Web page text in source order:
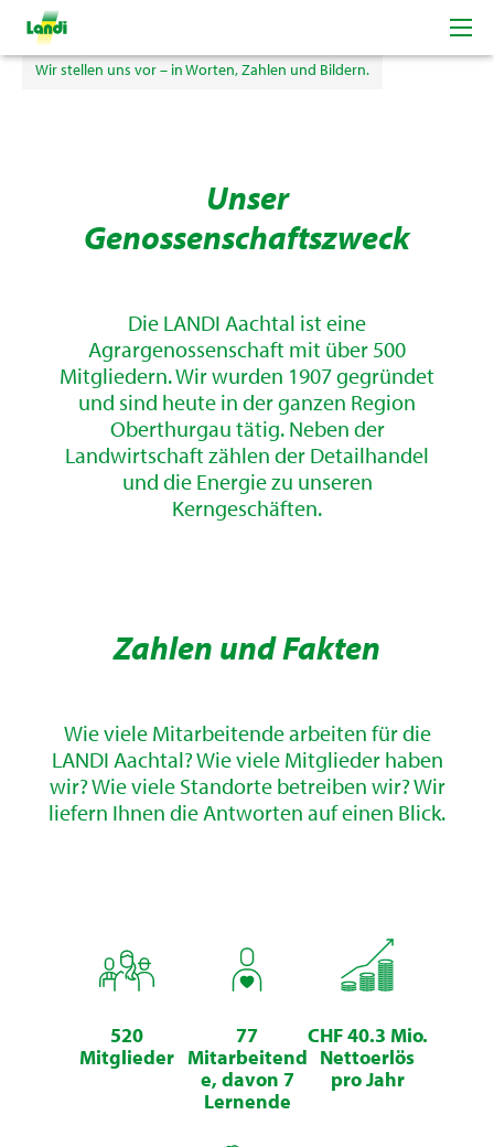
Willkommen bei der LANDI Aachtal
Wir stellen uns vor – in Worten, Zahlen und Bildern.
Unser
Genossenschaftszweck
Die LANDI Aachtal ist eine
Agrargenossenschaft mit über 500
Mitgliedern. Wir wurden 1907 gegründet
und sind heute in der ganzen Region
Oberthurgau tätig. Neben der
Landwirtschaft zählen der Detailhandel
und die Energie zu unseren
Kerngeschäften.
Zahlen und Fakten
Wie viele Mitarbeitende arbeiten für die
LANDI Aachtal? Wie viele Mitglieder haben
wir? Wie viele Standorte betreiben wir? Wir
liefern Ihnen die Antworten auf einen Blick.
520
Mitglieder
77
Mitarbeitend
e, davon 7
Lernende
CHF 40.3 Mio.
Nettoerlös
pro Jahr